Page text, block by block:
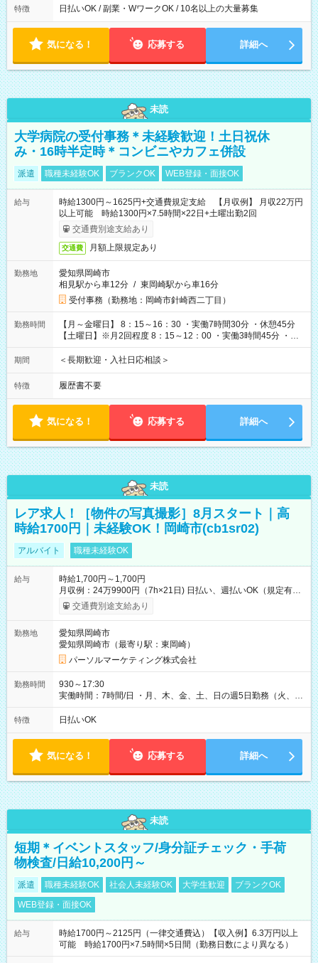
特徴 日払いOK / 副業・WワークOK / 10名以上の大量募集
気になる！ 応募する 詳細へ
未読
大学病院の受付事務＊未経験歓迎！土日祝休
み・16時半定時＊コンビニやカフェ併設
派遣 職種未経験OK ブランクOK WEB登録・面接OK
給与
時給1300円～1625円+交通費規定支給 【月収例】 月収22万円
以上可能 時給1300円×7.5時間×22日+土曜出勤2回
交通費別途支給あり
交通費 月額上限規定あり
勤務地
愛知県岡崎市
相見駅から車12分 / 東岡崎駅から車16分
受付事務（勤務地：岡崎市針崎西二丁目）
勤務時間
【月～金曜日】 8：15～16：30 ・実働7時間30分 ・休憩45分
【土曜日】※月2回程度 8：15～12：00 ・実働3時間45分 ・休
憩なし
期間 ＜長期歓迎・入社日応相談＞
特徴 履歴書不要
気になる！ 応募する 詳細へ
未読
レア求人！［物件の写真撮影］8月スタート｜高
時給1700円｜未経験OK！岡崎市(cb1sr02)
アルバイト 職種未経験OK
給与
時給1,700円～1,700円
月収例：24万9900円（7h×21日) 日払い、週払いOK（規定有
り） 【試用期間】試用期間なし
交通費別途支給あり
勤務地
愛知県岡崎市
愛知県岡崎市（最寄り駅：東岡崎）
パーソルマーケティング株式会社
勤務時間
930～17:30
実働時間：7時間/日 ・月、木、金、土、日の週5日勤務（火、水
は固定休です／夏季、年末年始等、長期休暇有り！） ・ワンシ
フト！ 残業ほぼナシ（0～5h/月）
特徴 日払いOK
気になる！ 応募する 詳細へ
未読
短期＊イベントスタッフ/身分証チェック・手荷
物検査/日給10,200円～
派遣 職種未経験OK 社会人未経験OK 大学生歓迎
ブランクOK
WEB登録・面接OK
給与
時給1700円～2125円（一律交通費込）【収入例】6.3万円以上
可能 時給1700円×7.5時間×5日間（勤務日数により異なる）